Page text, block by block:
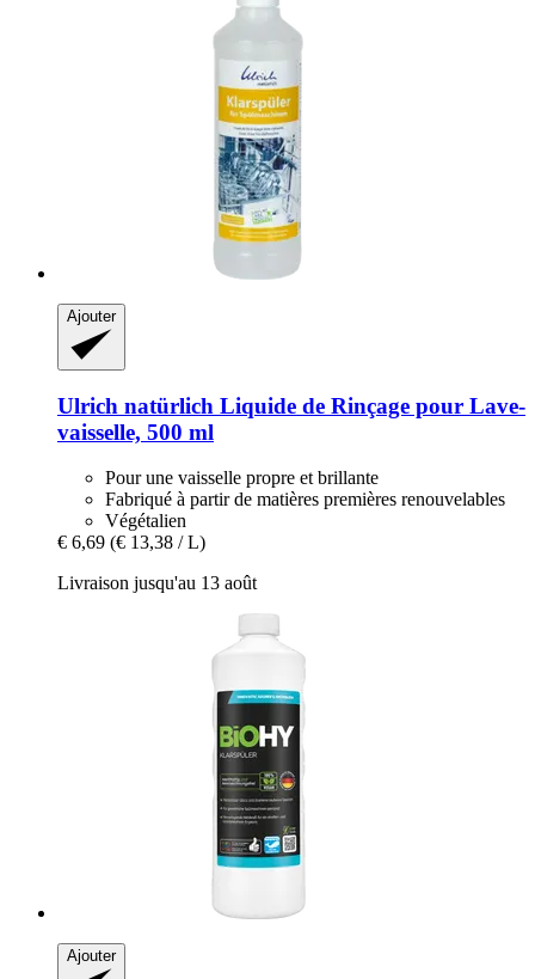
Ajouter
Ulrich natürlich Liquide de Rinçage pour Lave-​
vaisselle, 500 ml
Pour une vaisselle propre et brillante
Fabriqué à partir de matières premières renouvelables
Végétalien
€ 6,69 (€ 13,38 / L)
Livraison jusqu'au 13 août
Ajouter